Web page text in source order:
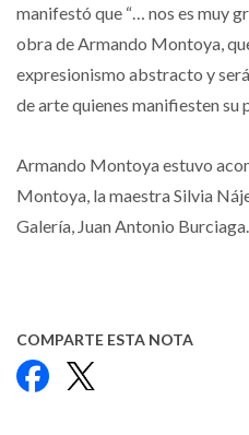
manifestó que “… nos es muy
obra de Armando Montoya,
expresionismo abstracto y
de arte quienes manifiesten su
Armando Montoya estuvo
Montoya, la maestra Silvia
Galería, Juan Antonio Burciaga.
COMPARTE ESTA NOTA
Facebook